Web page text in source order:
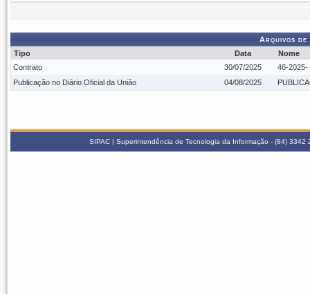
Arquivos
Tipo
Data
Nome
Contrato
30/07/2025
46-2025-
Publicação no Diário Oficial da União
04/08/2025
SIPAC | Superintendência de Tecnologia da Informação - (84)